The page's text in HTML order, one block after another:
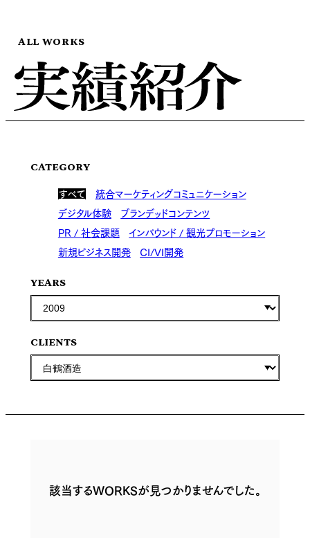
ALL WORKS
CATEGORY
すべて
統合マーケティングコミュニケーション
デジタル体験
ブランデッドコンテンツ
PR / 社会課題 インバウンド / 観光プロモーション
新規ビジネス開発 CI/VI開発
YEARS
CLIENTS
該当するWORKSが見つかりませんでした。